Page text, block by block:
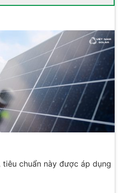
tiêu chuẩn này được áp dụng